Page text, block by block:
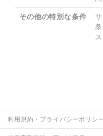
その他の特別な条件
利用規約・プライバシーポリシ